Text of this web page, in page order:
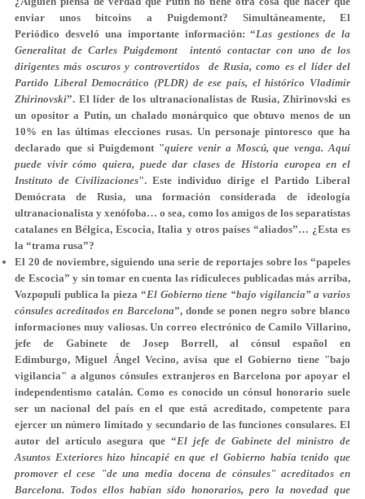
enviar unos bitcoins a Puigdemont? Simultáneamente, El
Periódico desveló una importante información: “Las gestiones de la
Generalitat de Carles Puigdemont intentó contactar con uno de los
dirigentes más oscuros y controvertidos de Rusia, como es el líder del
Partido Liberal Democrático (PLDR) de ese país, el histórico Vladímir
Zhirinovski”. El líder de los ultranacionalistas de Rusia, Zhirinovski es
un opositor a Putin, un chalado monárquico que obtuvo menos de un
10% en las últimas elecciones rusas. Un personaje pintoresco que ha
declarado que si Puigdemont "quiere venir a Moscú, que venga. Aquí
puede vivir cómo quiera, puede dar clases de Historia europea en el
Instituto de Civilizaciones". Este individuo dirige el Partido Liberal
Demócrata de Rusia, una formación considerada de ideología
ultranacionalista y xenófoba… o sea, como los amigos de los separatistas
catalanes en Bélgica, Escocia, Italia y otros países “aliados”… ¿Esta es
la “trama rusa”?
El 20 de noviembre,siguiendo una serie de reportajes sobre los “papeles
de Escocia” y sin tomar en cuenta las ridiculeces publicadas más arriba,
Vozpopuli publica la pieza “El Gobierno tiene “bajo vigilancia” a varios
cónsules acreditados en Barcelona”, donde se ponen negro sobre blanco
informaciones muy valiosas. Un correo electrónico de Camilo Villarino,
jefe de Gabinete de Josep Borrell, al cónsul español en
Edimburgo, Miguel Ángel Vecino, avisa que el Gobierno tiene "bajo
vigilancia" a algunos cónsules extranjeros en Barcelona por apoyar el
independentismo catalán. Como es conocido un cónsul honorario suele
ser un nacional del país en el que está acreditado, competente para
ejercer un número limitado y secundario de las funciones consulares. El
autor del artículo asegura que “El jefe de Gabinete del ministro de
Asuntos Exteriores hizo hincapié en que el Gobierno había tenido que
promover el cese "de una media docena de cónsules" acreditados en
Barcelona. Todos ellos habían sido honorarios, pero la novedad que